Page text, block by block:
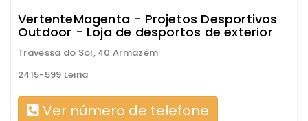
VertenteMagenta - Projetos Desportivos
Outdoor - Loja de desportos de exterior
Travessa do Sol, 40 Armazém
2415-599 Leiria
Ver número de telefone